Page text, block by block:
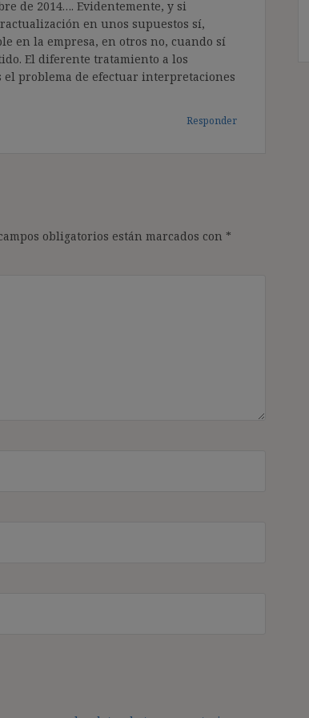
de 2014…. Evidentemente, y si
en unos supuestos sí,
en la empresa, en otros no, cuando sí
El diferente tratamiento a los
el problema de efectuar interpretaciones
Responder
obligatorios están marcados con *